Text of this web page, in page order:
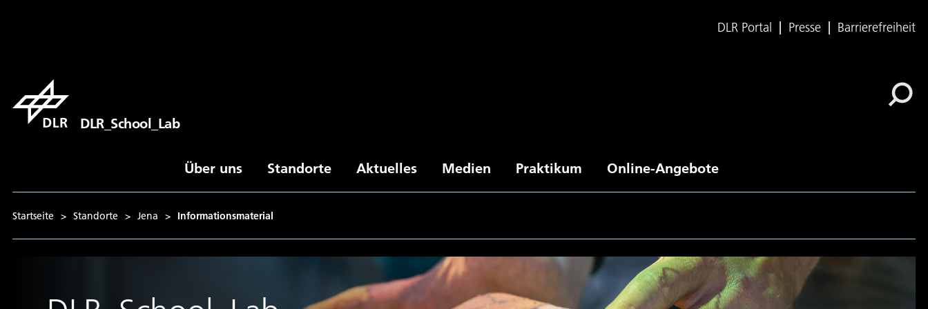
DLR Portal Presse Barrierefreiheit
DLR_School_Lab
Über uns Standorte Aktuelles Medien Praktikum Online-Angebote
Startseite > Standorte > Jena > Informationsmaterial